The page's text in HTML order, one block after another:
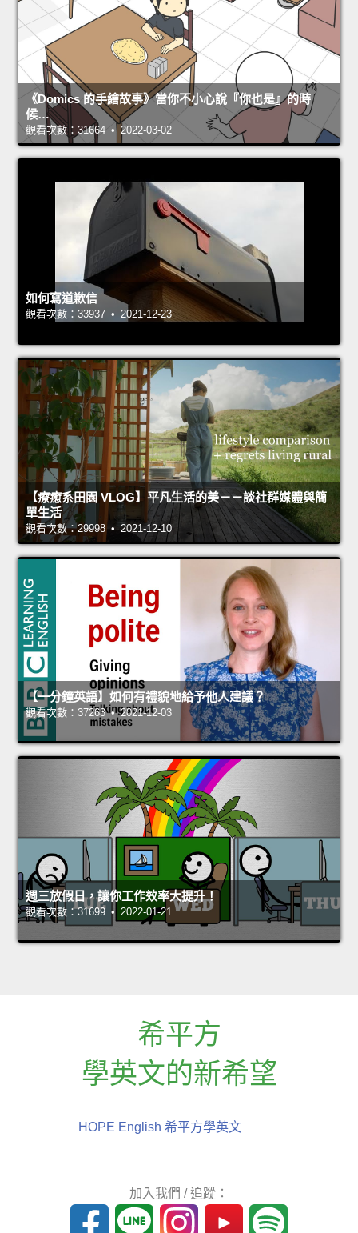
《Domics 的手繪故事》當你不小心說『你也是』的時
候…
觀看次數：31664 • 2022-03-02
如何寫道歉信
觀看次數：33937 • 2021-12-23
【療癒系田園 VLOG】平凡生活的美－－談社群媒體與簡
單生活
觀看次數：29998 • 2021-12-10
【一分鐘英語】如何有禮貌地給予他人建議？
觀看次數：37263 • 2021-12-03
週三放假日，讓你工作效率大提升！
觀看次數：31699 • 2022-01-21
希平方
學英文的新希望
HOPE English 希平方學英文
加入我們 / 追蹤：